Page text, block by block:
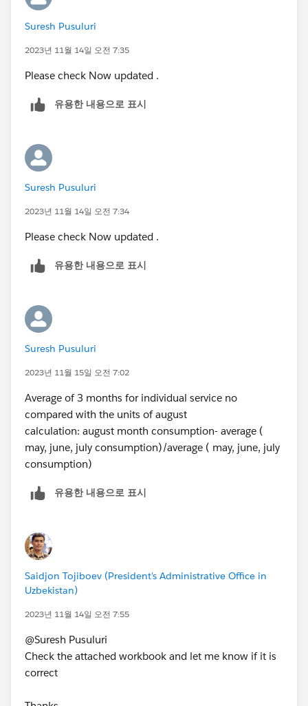
Suresh Pusuluri
2023년 11월 14일 오전 7:35
Please check Now updated .
유용한 내용으로 표시
Suresh Pusuluri
2023년 11월 14일 오전 7:34
Please check Now updated .
유용한 내용으로 표시
Suresh Pusuluri
2023년 11월 15일 오전 7:02
Average of 3 months for individual service no
compared with the units of august
calculation: august month consumption- average (
may, june, july consumption)/average ( may, june, july
consumption)
유용한 내용으로 표시
Saidjon Tojiboev (President's Administrative Office in
Uzbekistan)
2023년 11월 14일 오전 7:55
@Suresh Pusuluri​
Check the attached workbook and let me know if it is
correct